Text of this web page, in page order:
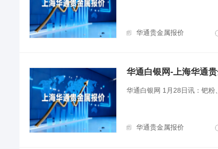
华通贵金属报价
华通白银网-上海华通
华通白银网 1月28日讯：钯
华通贵金属报价